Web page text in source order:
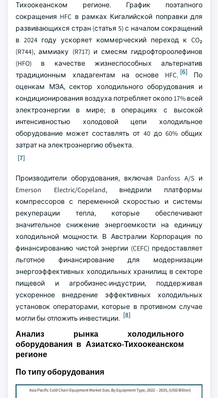
Тихоокеанском регионе. График поэтапного
сокращения HFC в рамках Кигалийской поправки для
развивающихся стран (статья 5) с началом сокращений
в 2024 году ускоряет коммерческий переход к CO₂
(R744), аммиаку (R717) и смесям гидрофтороолефинов
(HFO) в качестве жизнеспособных альтернатив
традиционным хладагентам на основе HFC. [6] По
оценкам МЭА, сектор холодильного оборудования и
кондиционирования воздуха потребляет около 17% всей
электроэнергии в мире; в операциях с высокой
интенсивностью холодовой цепи холодильное
оборудование может составлять от 40 до 60% общих
затрат на электроэнергию объекта.
[7]
Производители оборудования, включая Danfoss A/S и
Emerson Electric/Copeland, внедрили платформы
компрессоров с переменной скоростью и системы
рекуперации тепла, которые обеспечивают
значительное снижение энергоемкости на единицу
холодильной мощности. В Австралии Корпорация по
финансированию чистой энергии (CEFC) предоставляет
льготное финансирование для модернизации
энергоэффективных холодильных хранилищ в секторе
пищевой и агробизнес-индустрии, поддерживая
ускоренное внедрение эффективных холодильных
установок операторами, которые в противном случае
могли бы отложить инвестиции. [8]
Анализ рынка холодильного
оборудования в Азиатско-Тихоокеанском
регионе
По типу оборудования